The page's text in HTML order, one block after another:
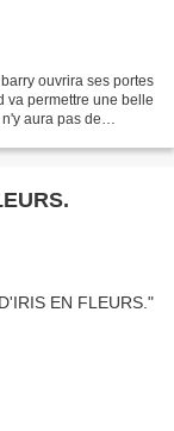
ouvrira ses portes
va permettre une belle
aura pas de